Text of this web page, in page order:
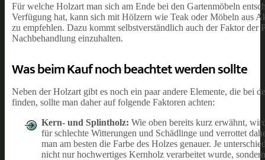
Für welche Holzart man sich am Ende bei den Gartenmöbeln
Verfügung hat, kann sich mit Hölzern wie Teak oder Möbeln aus
zu empfehlen. Dazu kommt selbstverständlich auch der Faktor
Nachbehandlung einzuhalten.
Was beim Kauf noch beachtet werden sollte
Neben der Holzart gibt es noch ein paar andere Elemente, die bei
finden, sollte man daher auf folgende Faktoren achten:
Kern- und Splintholz: Wie oben bereits kurz erwähnt,
für schlechte Witterungen und Schädlinge und verrottet
man am besten die Farbe des Holzes genauer. Je
nicht nur hochwertiges Kernholz verarbeitet wurde,